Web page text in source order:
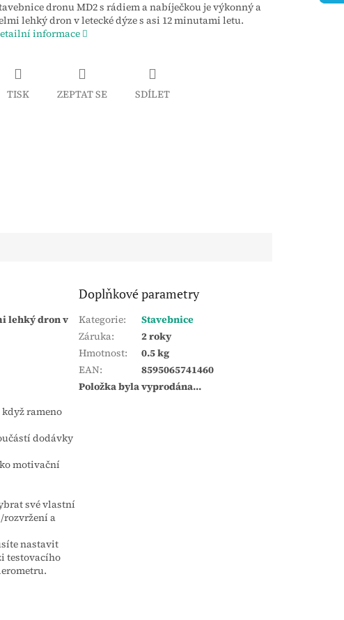
dronu MD2 s rádiem a nabíječkou je výkonný a
lehký dron v letecké dýze s asi 12 minutami letu.
informace
TISK ZEPTAT SE SDÍLET
lehký dron v
rameno
dodávky
motivační
své vlastní
rozvržení a
nastavit
testovacího
Doplňkové parametry
Kategorie:
Stavebnice
Záruka:
2 roky
Hmotnost:
0.5 kg
EAN:
8595065741460
Položka byla vyprodána…